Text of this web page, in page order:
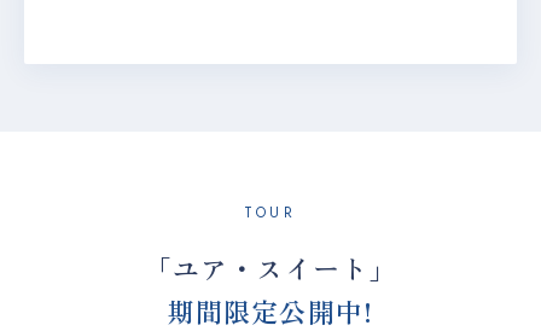
TOUR
「ユア・スイート」
期間限定公開中!